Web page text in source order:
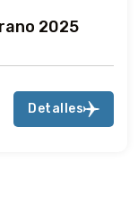
2025
Detalles